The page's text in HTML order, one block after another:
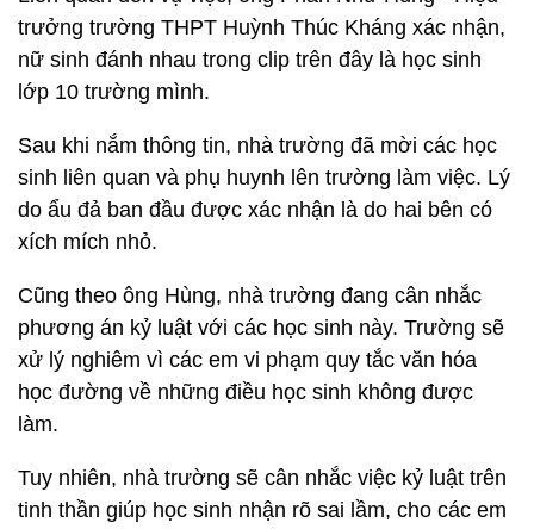
trưởng trường THPT Huỳnh Thúc Kháng xác nhận,
nữ sinh đánh nhau trong clip trên đây là học sinh
lớp 10 trường mình.
Sau khi nắm thông tin, nhà trường đã mời các học
sinh liên quan và phụ huynh lên trường làm việc. Lý
do ẩu đả ban đầu được xác nhận là do hai bên có
xích mích nhỏ.
Cũng theo ông Hùng, nhà trường đang cân nhắc
phương án kỷ luật với các học sinh này. Trường sẽ
xử lý nghiêm vì các em vi phạm quy tắc văn hóa
học đường về những điều học sinh không được
làm.
Tuy nhiên, nhà trường sẽ cân nhắc việc kỷ luật trên
tinh thần giúp học sinh nhận rõ sai lầm, cho các em